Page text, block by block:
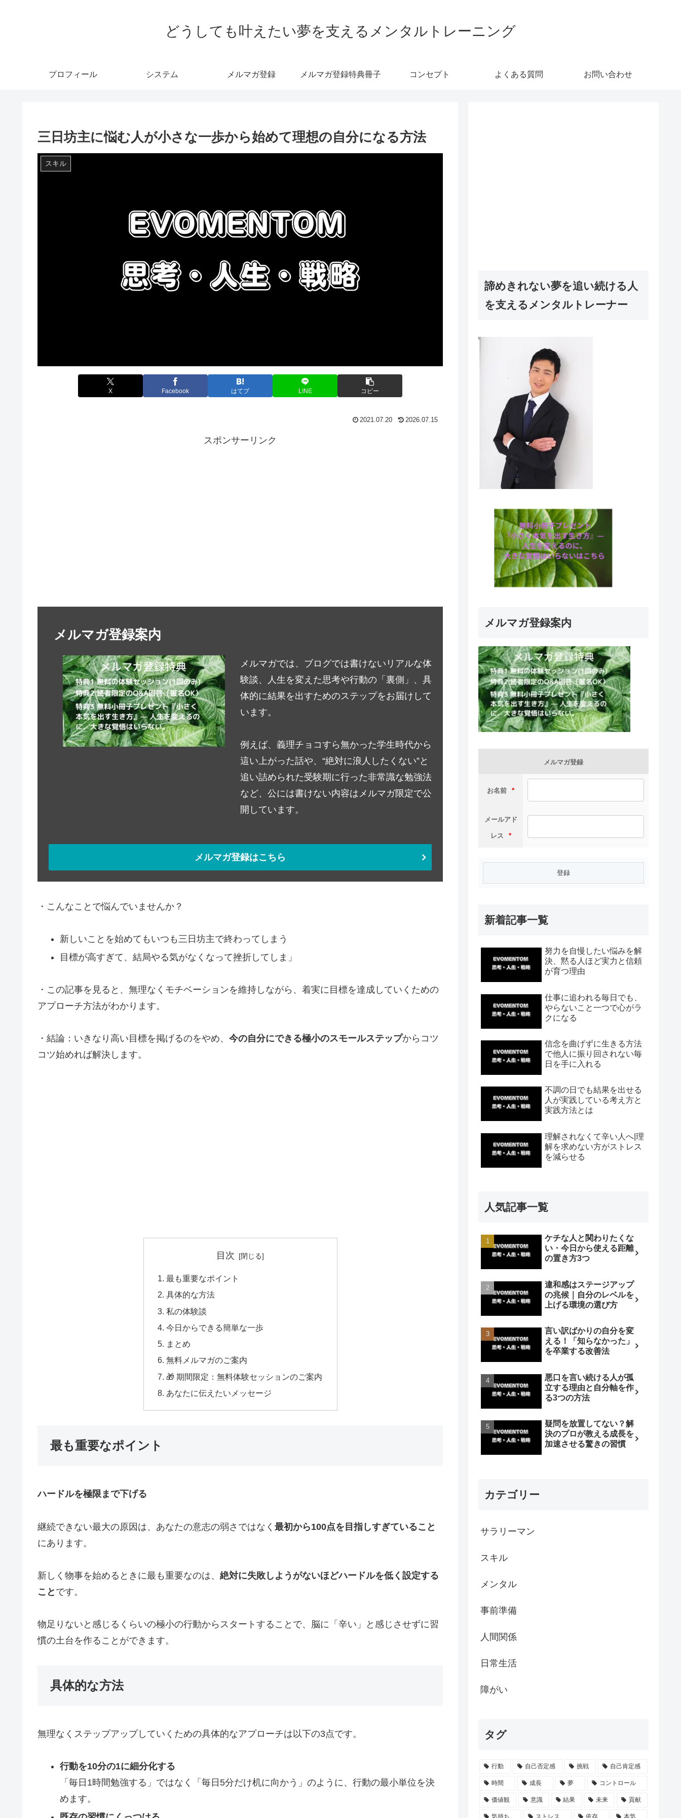
どうしても叶えたい夢を支えるメンタルトレーニング
プロフィール システム メルマガ登録 メルマガ登録特典冊子 コンセプト よくある質問 お問い合わせ
三日坊主に悩む人が小さな一歩から始めて理想の自分になる方法
スキル
X Facebook はてブ LINE コピー
2021.07.20 2026.07.15
スポンサーリンク
メルマガ登録案内
メルマガでは、ブログでは書けないリアルな体
験談、人生を変えた思考や行動の「裏側」、具
体的に結果を出すためのステップをお届けして
います。
例えば、義理チョコすら無かった学生時代から
這い上がった話や、“絶対に浪人したくない”と
追い詰められた受験期に行った非常識な勉強法
など、公には書けない内容はメルマガ限定で公
開しています。
メルマガ登録はこちら
・こんなことで悩んでいませんか？
新しいことを始めてもいつも三日坊主で終わってしまう
目標が高すぎて、結局やる気がなくなって挫折してしま」
・この記事を見ると、無理なくモチベーションを維持しながら、着実に目標を達成していくための
アプローチ方法がわかります。
・結論：いきなり高い目標を掲げるのをやめ、 今の自分にできる極小のスモールステップからコツ
コツ始めれば解決します。
目次
最も重要なポイント
具体的な方法
私の体験談
今日からできる簡単な一歩
まとめ
無料メルマガのご案内
🎁 期間限定：無料体験セッションのご案内
あなたに伝えたいメッセージ
最も重要なポイント
ハードルを極限まで下げる
継続できない最大の原因は、あなたの意志の弱さではなく 最初から100点を目指しすぎていること
にあります。
新しく物事を始めるときに最も重要なのは、 絶対に失敗しようがないほどハードルを低く設定する
こと です。
物足りないと感じるくらいの極小の行動からスタートすることで、脳に「辛い」と感じさせずに習
慣の土台を作ることができます。
具体的な方法
無理なくステップアップしていくための具体的なアプローチは以下の3点です。
行動を10分の1に細分化する
「毎日1時間勉強する」ではなく「毎日5分だけ机に向かう」のように、行動の最小単位を決
めます。
諦めきれない夢を追い続ける人
を支えるメンタルトレーナー
メルマガ登録案内
メルマガ登録
お名前 *
メールアド
レス *
新着記事一覧
努力を自慢したい悩みを解
決、黙る人ほど実力と信頼
が育つ理由
仕事に追われる毎日でも、
やらないこと一つで心がラ
クになる
信念を曲げずに生きる方法
で他人に振り回されない毎
日を手に入れる
不調の日でも結果を出せる
人が実践している考え方と
実践方法とは
理解されなくて辛い人へ|理
解を求めない方がストレス
を減らせる
人気記事一覧
ケチな人と関わりたくな
い・今日から使える距離
の置き方3つ
違和感はステージアップ
の兆候｜自分のレベルを
上げる環境の選び方
言い訳ばかりの自分を変
える！「知らなかった」
を卒業する改善法
悪口を言い続ける人が孤
立する理由と自分軸を作
る3つの方法
疑問を放置してない？解
決のプロが教える成長を
加速させる驚きの習慣
カテゴリー
サラリーマン
スキル
メンタル
事前準備
人間関係
日常生活
障がい
タグ
行動 自己否定感 挑戦 自己肯定感
時間 成長 夢 コントロール
価値観 意識 結果 未来 貢献